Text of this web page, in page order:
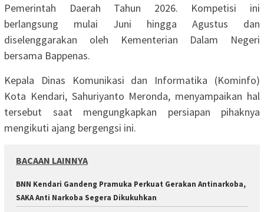
Pemerintah Daerah Tahun 2026. Kompetisi ini
berlangsung mulai Juni hingga Agustus dan
diselenggarakan oleh Kementerian Dalam Negeri
bersama Bappenas.
Kepala Dinas Komunikasi dan Informatika (Kominfo)
Kota Kendari, Sahuriyanto Meronda, menyampaikan hal
tersebut saat mengungkapkan persiapan pihaknya
mengikuti ajang bergengsi ini.
BACAAN LAINNYA
BNN Kendari Gandeng Pramuka Perkuat Gerakan Antinarkoba,
SAKA Anti Narkoba Segera Dikukuhkan